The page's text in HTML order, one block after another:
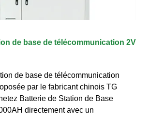
de base de télécommunication 2V
de base de télécommunication
par le fabricant chinois TG
Batterie de Station de Base
directement avec un